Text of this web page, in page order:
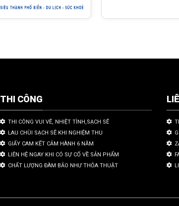
THI CÔNG
THI CÔNG VUI VẼ, NHIỆT TÌNH,SẠCH SẼ
LAU CHÙI SẠCH SẼ KHI NGHIỆM THU
GIẤY CAM KẾT CẢM HÀNH 6 NĂM
LIÊN HỆ NGAY KHI CÓ SỰ CỐ VỀ SẢN PHẨM
CHẤT LƯỢNG ĐÀM BẢO NHƯ THỎA THUẬT